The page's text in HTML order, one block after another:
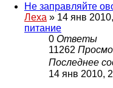
Не заправляйте
Леха » 14 янв
питание
0 Ответы
11262
Последнее
14 янв 2010,